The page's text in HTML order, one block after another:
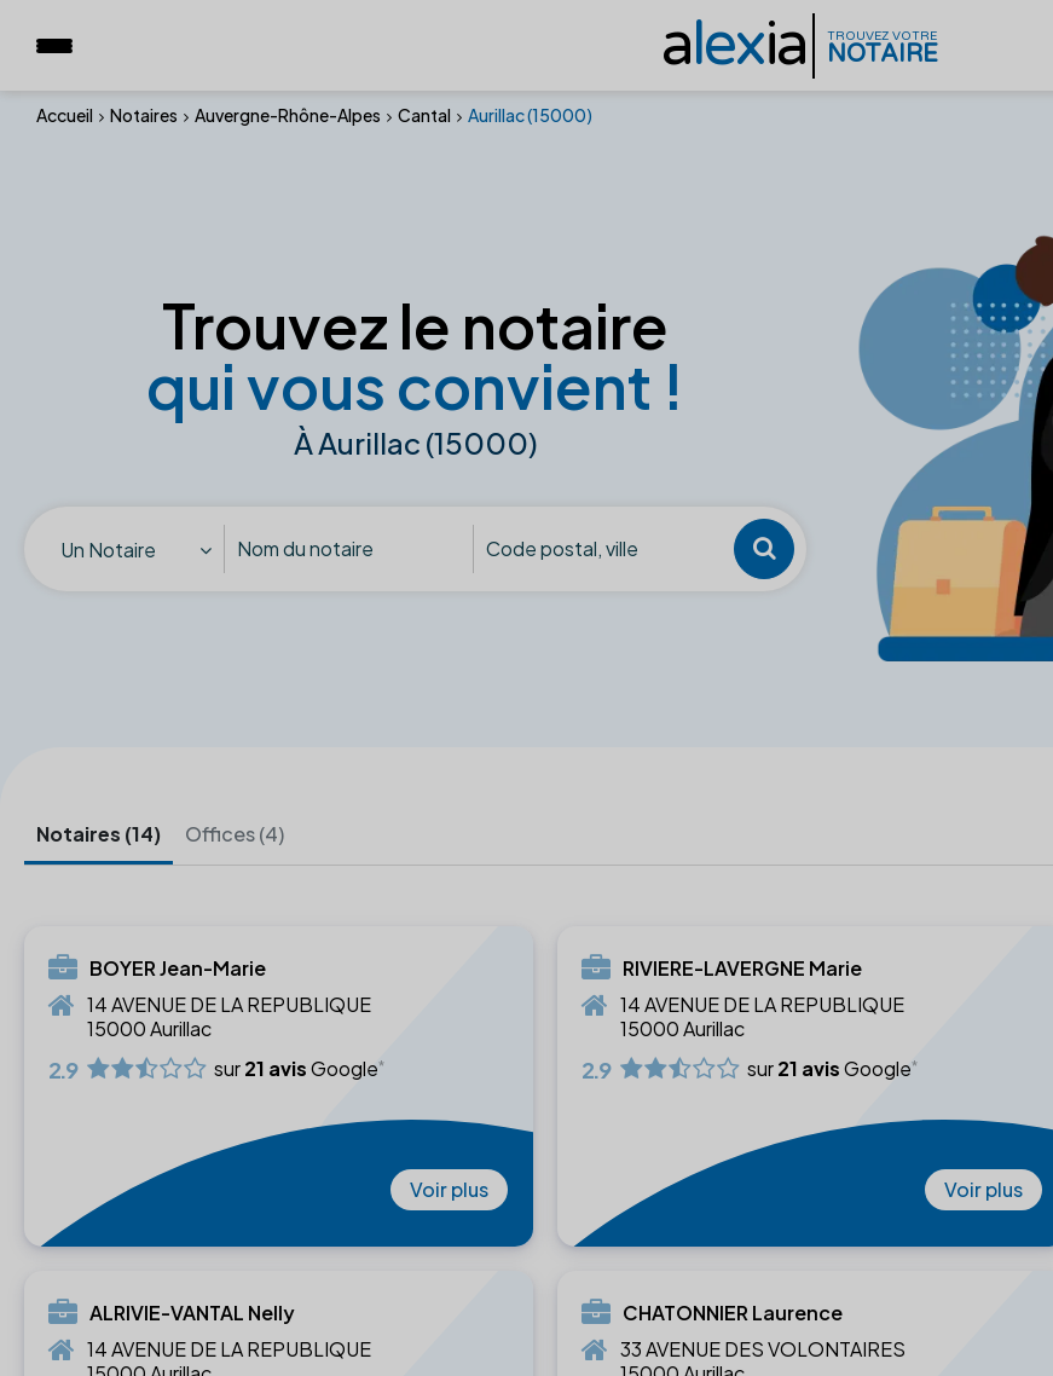
alexia TROUVEZ VOTRE
NOTAIRE
Accueil Notaires Auvergne-Rhône-Alpes Cantal Aurillac (15000)
Trouvez le notaire
qui vous convient !
À Aurillac (15000)
Un Notaire
Notaires (14) Offices (4)
BOYER Jean-Marie
14 AVENUE DE LA REPUBLIQUE
15000 Aurillac
2.9 sur21 avisGoogle
Voir plus
RIVIERE-LAVERGNE Marie
14 AVENUE DE LA REPUBLIQUE
15000 Aurillac
2.9 sur21 avisGoogle
Voir plus
ALRIVIE-VANTAL Nelly
14 AVENUE DE LA REPUBLIQUE
CHATONNIER Laurence
33 AVENUE DES VOLONTAIRES